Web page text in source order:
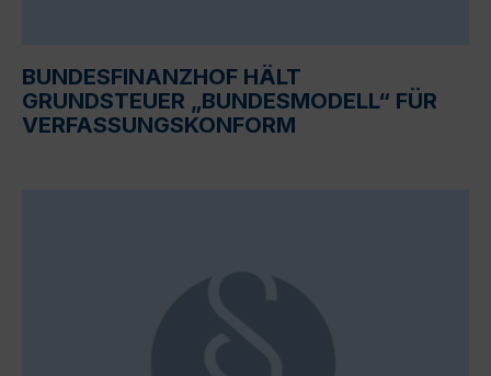
BUNDESFINANZHOF HÄLT
GRUNDSTEUER „BUNDESMODELL“ FÜR
VERFASSUNGSKONFORM